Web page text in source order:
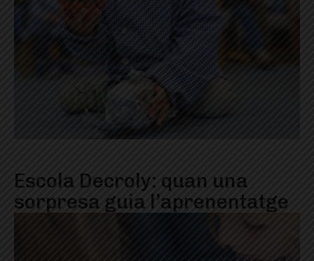
Escola Decroly: quan una
sorpresa guia l’aprenentatge